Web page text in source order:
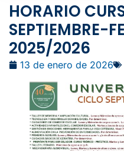
HORARIO
SEPTIEMBRE-
2025/2026
13 de enero de 2026